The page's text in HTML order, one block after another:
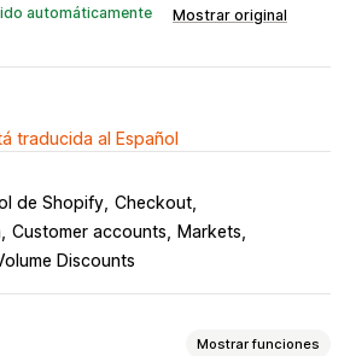
automáticamente Mostrar original
traducida al Español
de Shopify Checkout
Customer accounts
Markets
Discounts
Mostrar funciones